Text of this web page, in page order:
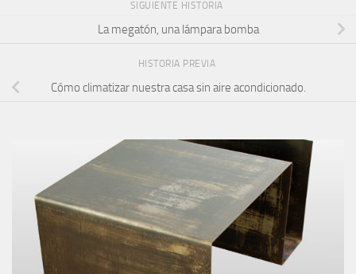
SIGUIENTE HISTORIA
La megatón, una lámpara bomba
HISTORIA PREVIA
Cómo climatizar nuestra casa sin aire acondicionado.